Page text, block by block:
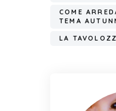
COME
TEMA
LA